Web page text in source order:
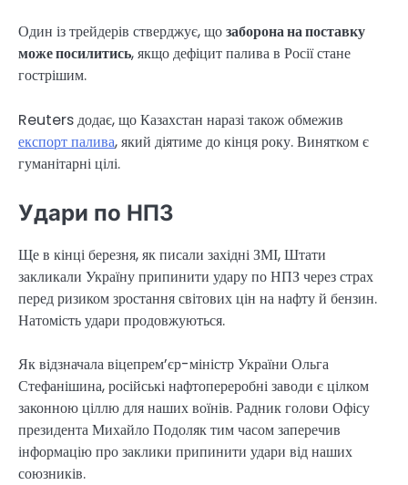
Один із трейдерів стверджує, щозаборона на поставку
може посилитись, якщо дефіцит палива в Росії стане
гострішим.
Reuters додає, що Казахстан наразі також обмежив
експорт палива, який діятиме до кінця року. Винятком є
гуманітарні цілі.
Удари по НПЗ
Ще в кінці березня, як писали західні ЗМІ, Штати
закликали Україну припинити удару по НПЗ через страх
перед ризиком зростання світових цін на нафту й бензин.
Натомість удари продовжуються.
Як відзначала віцепрем’єр-міністр України Ольга
Стефанішина, російські нафтопереробні заводи є цілком
законною ціллю для наших воїнів. Радник голови Офісу
президента Михайло Подоляк тим часом заперечив
інформацію про заклики припинити удари від наших
союзників.